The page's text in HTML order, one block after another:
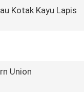
Kotak Kayu Lapis
Union